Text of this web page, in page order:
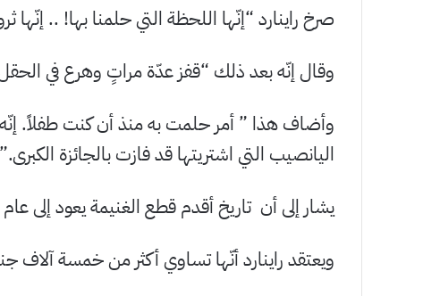
صرخ راينارد “إنّها اللحظة التي حلمنا بها! .. إنّها
وقال إنّه بعد ذلك “قفز عدّة مراتٍ وهرع في
وأضاف هذا ” أمر حلمت به منذ أن كنت طفلاً. إنّه
اليانصيب التي اشتريتها قد فازت بالجائزة الكبرى.”
يشار إلى أن تاريخ أقدم قطع الغنيمة يعود إلى عام 1512 وصدرت عندما كان هنري الثامن ملكاً.
ويعتقد راينارد أنّها تساوي أكثر من خمسة آلاف جنيه